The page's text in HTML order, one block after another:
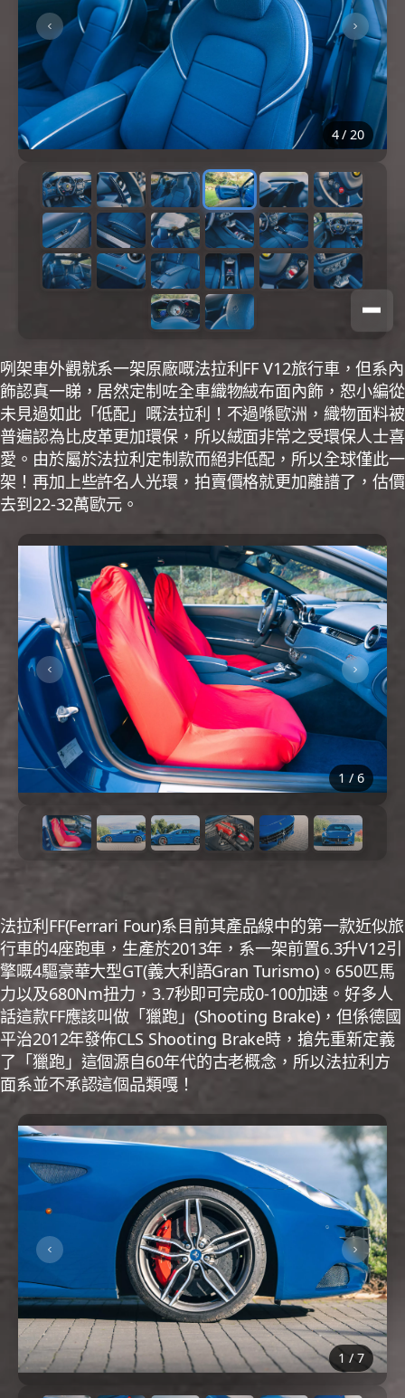
4/ 20
咧架車外觀就系一架原廠嘅法拉利FF V12旅行車，但系內
飾認真一睇，居然定制咗全車織物絨布面內飾，恕小編從
未見過如此「低配」嘅法拉利！不過喺歐洲，織物面料被
普遍認為比皮革更加環保，所以絨面非常之受環保人士喜
愛。由於屬於法拉利定制款而絕非低配，所以全球僅此一
架！再加上些許名人光環，拍賣價格就更加離譜了，估價
去到22-32萬歐元。
1 /6
法拉利FF(Ferrari Four)系目前其產品線中的第一款近似旅
行車的4座跑車，生產於2013年，系一架前置6.3升V12引
擎嘅4驅豪華大型GT(義大利語Gran Turismo)。650匹馬
力以及680Nm扭力，3.7秒即可完成0-100加速。好多人
話這款FF應該叫做「獵跑」(Shooting Brake)，但係德國
平治2012年發佈CLS Shooting Brake時，搶先重新定義
了「獵跑」這個源自60年代的古老概念，所以法拉利方
面系並不承認這個品類嘎！
1 /7